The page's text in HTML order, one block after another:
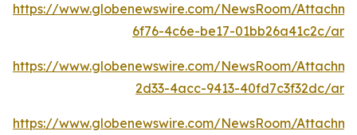
https://www.globenewswire.com/NewsRoom/
6f76-4c6e-be17-01bb26a41c2c/ar
https://www.globenewswire.com/NewsRoom/
2d33-4acc-9413-40fd7c3f32dc/ar
https://www.globenewswire.com/NewsRoom/